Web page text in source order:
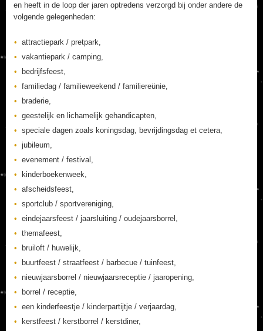
en heeft in de loop der jaren optredens verzorgd bij onder andere de
volgende gelegenheden:
attractiepark / pretpark,
vakantiepark / camping,
bedrijfsfeest,
familiedag / familieweekend / familiereünie,
braderie,
geestelijk en lichamelijk gehandicapten,
speciale dagen zoals koningsdag, bevrijdingsdag et cetera,
jubileum,
evenement / festival,
kinderboekenweek,
afscheidsfeest,
sportclub / sportvereniging,
eindejaarsfeest / jaarsluiting / oudejaarsborrel,
themafeest,
bruiloft / huwelijk,
buurtfeest / straatfeest / barbecue / tuinfeest,
nieuwjaarsborrel / nieuwjaarsreceptie / jaaropening,
borrel / receptie,
een kinderfeestje / kinderpartijtje / verjaardag,
kerstfeest / kerstborrel / kerstdiner,